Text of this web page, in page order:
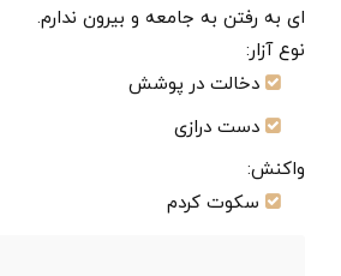
ای به رفتن به جامعه و بیرون ندارم.
نوع آزار:
دخالت در پوشش
دست درازی
واکنش:
سکوت کردم